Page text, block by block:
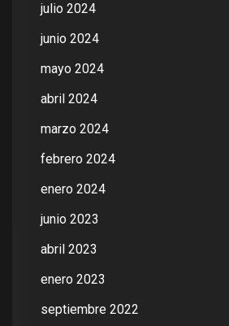
julio 2024
junio 2024
mayo 2024
abril 2024
marzo 2024
febrero 2024
enero 2024
junio 2023
abril 2023
enero 2023
septiembre 2022